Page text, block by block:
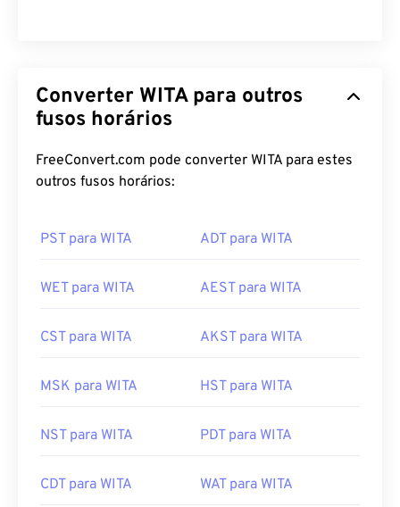
Converter WITA para outros
fusos horários
FreeConvert.com pode converter WITA para estes
outros fusos horários:
PST para WITA ADT para WITA
WET para WITA AEST para WITA
CST para WITA AKST para WITA
MSK para WITA HST para WITA
NST para WITA PDT para WITA
CDT para WITA WAT para WITA